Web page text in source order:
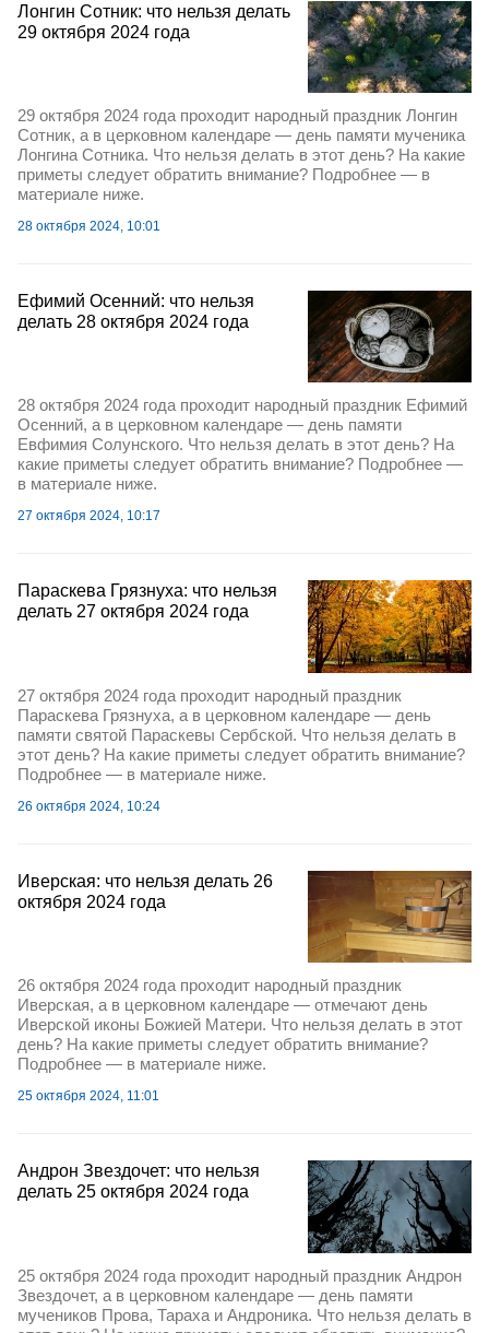
Лонгин Сотник: что нельзя делать
29 октября 2024 года
29 октября 2024 года проходит народный праздник Лонгин
Сотник, а в церковном календаре — день памяти мученика
Лонгина Сотника. Что нельзя делать в этот день? На какие
приметы следует обратить внимание? Подробнее — в
материале ниже.
28 октября 2024, 10:01
Ефимий Осенний: что нельзя
делать 28 октября 2024 года
28 октября 2024 года проходит народный праздник Ефимий
Осенний, а в церковном календаре — день памяти
Евфимия Солунского. Что нельзя делать в этот день? На
какие приметы следует обратить внимание? Подробнее —
в материале ниже.
27 октября 2024, 10:17
Параскева Грязнуха: что нельзя
делать 27 октября 2024 года
27 октября 2024 года проходит народный праздник
Параскева Грязнуха, а в церковном календаре — день
памяти святой Параскевы Сербской. Что нельзя делать в
этот день? На какие приметы следует обратить внимание?
Подробнее — в материале ниже.
26 октября 2024, 10:24
Иверская: что нельзя делать 26
октября 2024 года
26 октября 2024 года проходит народный праздник
Иверская, а в церковном календаре — отмечают день
Иверской иконы Божией Матери. Что нельзя делать в этот
день? На какие приметы следует обратить внимание?
Подробнее — в материале ниже.
25 октября 2024, 11:01
Андрон Звездочет: что нельзя
делать 25 октября 2024 года
25 октября 2024 года проходит народный праздник Андрон
Звездочет, а в церковном календаре — день памяти
мучеников Прова, Тараха и Андроника. Что нельзя делать в